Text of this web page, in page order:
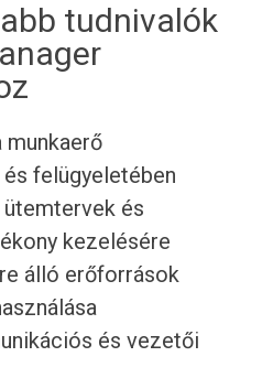
tudnivalók
munkaerő
és felügyeletében
és
kezelésére
álló erőforrások
és vezetői